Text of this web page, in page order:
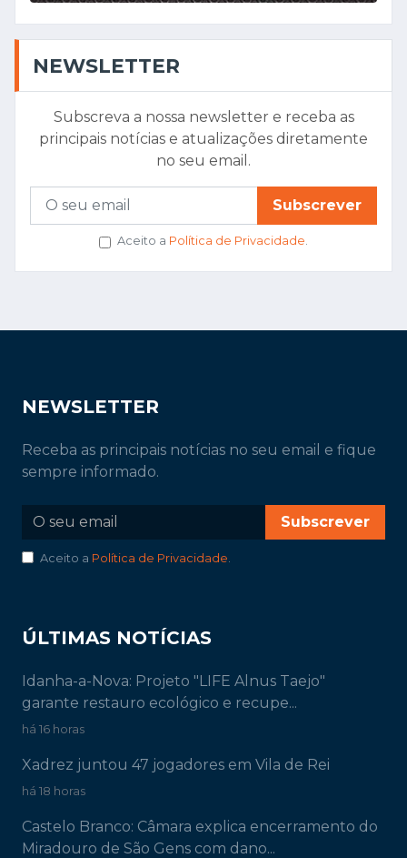
NEWSLETTER
Subscreva a nossa newsletter e receba as
principais notícias e atualizações diretamente
no seu email.
Subscrever
Aceito a Política de Privacidade
NEWSLETTER
Receba as principais notícias no seu email e fique
sempre informado.
Subscrever
Aceito a Política de Privacidade
ÚLTIMAS NOTÍCIAS
Idanha-a-Nova: Projeto "LIFE Alnus Taejo"
garante restauro ecológico e recupe...
há 16 horas
Xadrez juntou 47 jogadores em Vila de Rei
há 18 horas
Castelo Branco: Câmara explica encerramento do
Miradouro de São Gens com dano...